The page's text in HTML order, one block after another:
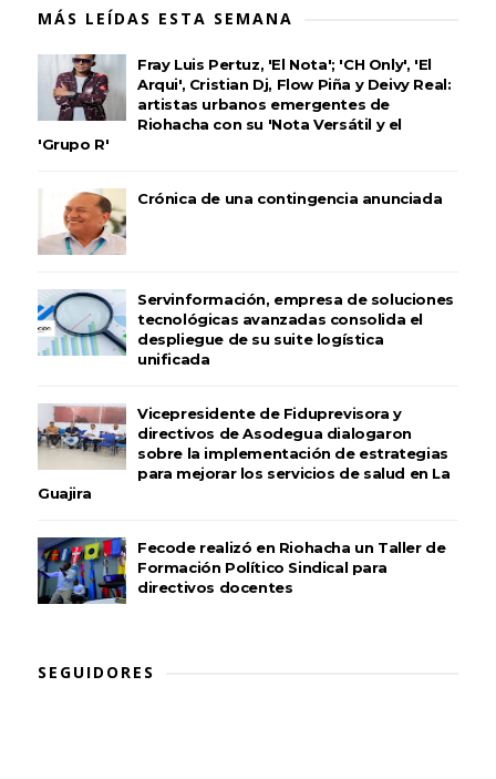
MÁS LEÍDAS ESTA SEMANA
Fray Luis Pertuz, 'El Nota'; 'CH Only', 'El
Arqui', Cristian Dj, Flow Piña y Deivy Real:
artistas urbanos emergentes de
Riohacha con su 'Nota Versátil y el
'Grupo R'
Crónica de una contingencia anunciada
Servinformación, empresa de soluciones
tecnológicas avanzadas consolida el
despliegue de su suite logística
unificada
Vicepresidente de Fiduprevisora y
directivos de Asodegua dialogaron
sobre la implementación de estrategias
para mejorar los servicios de salud en La
Guajira
Fecode realizó en Riohacha un Taller de
Formación Político Sindical para
directivos docentes
SEGUIDORES